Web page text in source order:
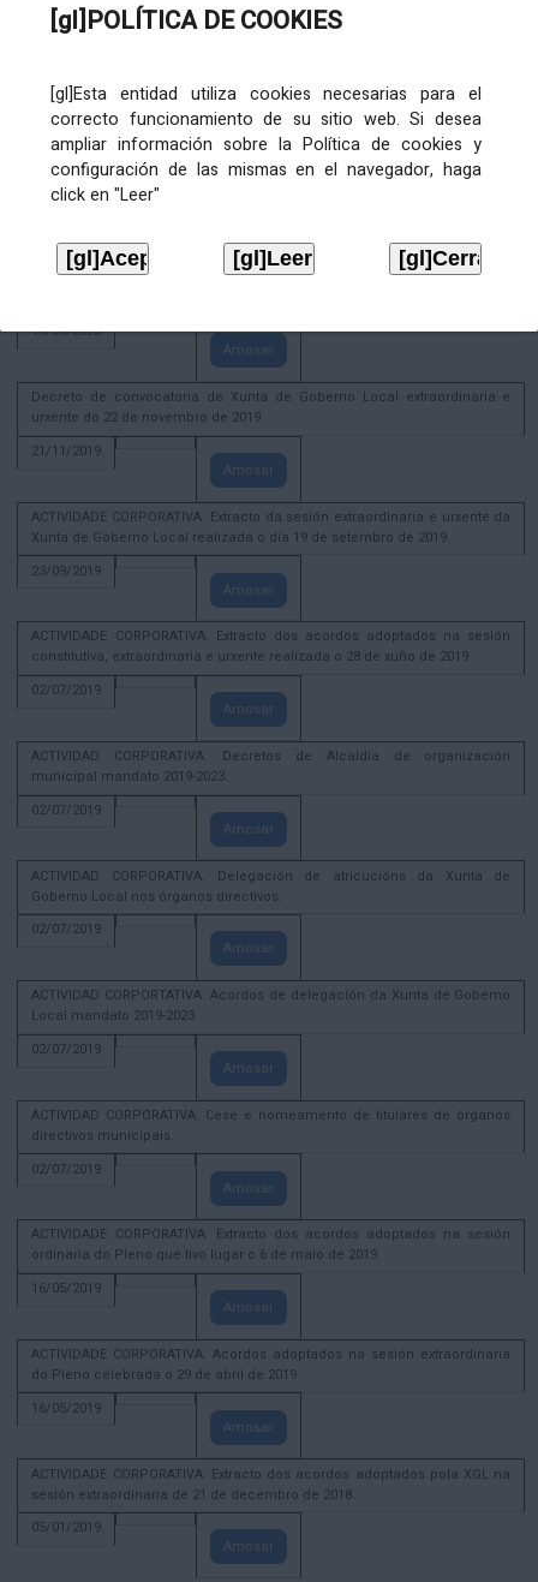
[gl]POLÍTICA DE COOKIES
[gl]Esta entidad utiliza cookies necesarias para el
correcto funcionamiento de su sitio web. Si desea
ampliar información sobre la Política de cookies y
configuración de las mismas en el navegador, haga
click en "Leer"
Amosar
28/12/2020
Amosar
ACTIVIDADE CORPORATIVA. Extracto do Pleno ordinario de data 2.7.2020
ACTIVIDADE CORPORATIVA. Extracto da Xunta de Goberno Local de 17 de
18/06/2020
Amosar
Decreto de convocatoria de Xunta de Goberno Local extraordinaria e
urxente do 22 de novembro de 2019
21/11/2019
Amosar
ACTIVIDADE CORPORATIVA. Extracto da sesión extraordinaria e urxente da
Xunta de Goberno Local realizada o día 19 de setembro de 2019
23/09/2019
Amosar
ACTIVIDADE CORPORATIVA. Extracto dos acordos adoptados na sesión
constitutiva, extraordinaria e urxente realizada o 28 de xuño de 2019
02/07/2019
Amosar
ACTIVIDAD CORPORATIVA. Decretos de Alcaldía de organización
municipal mandato 2019-2023.
02/07/2019
Amosar
ACTIVIDAD CORPORATIVA. Delegación de atricucións da Xunta de
Goberno Local nos órganos directivos.
02/07/2019
Amosar
ACTIVIDAD CORPORTATIVA. Acordos de delegación da Xunta de Goberno
Local mandato 2019-2023
02/07/2019
Amosar
ACTIVIDAD CORPORATIVA. Cese e nomeamento de titulares de órganos
directivos municipais.
02/07/2019
Amosar
ACTIVIDADE CORPORATIVA. Extracto dos acordos adoptados na sesión
ordinaria do Pleno que tivo lugar o 6 de maio de 2019.
16/05/2019
Amosar
ACTIVIDADE CORPORATIVA. Acordos adoptados na sesión extraordinaria
do Pleno celebrada o 29 de abril de 2019
16/05/2019
Amosar
ACTIVIDADE CORPORATIVA. Extracto dos acordos adoptados pola XGL na
sesión extraordinaria de 21 de decembro de 2018.
05/01/2019
Amosar